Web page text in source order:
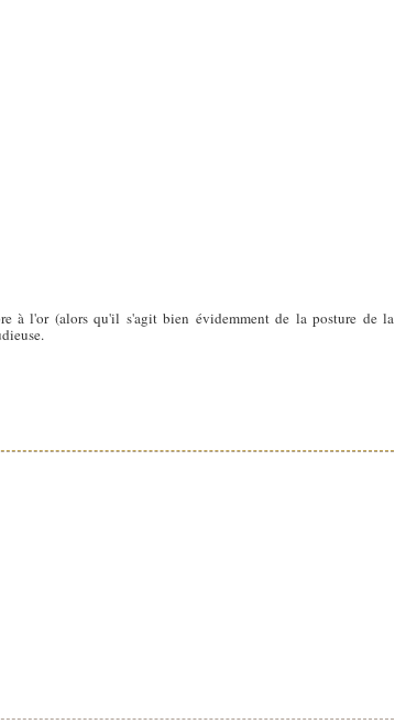
à l'or (alors qu'il s'agit bien évidemment de la posture de la